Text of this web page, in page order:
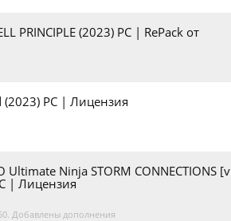
PRINCIPLE (2023) PC | RePack от
(2023) PC | Лицензия
Ultimate Ninja STORM CONNECTIONS [v
| Лицензия
Добавлены дополнения